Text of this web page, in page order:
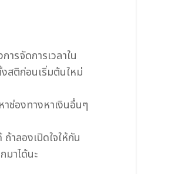
ารจัดการเวลาใน
สติก่อนเริ่มต้นใหม่
าช่องทางหาเงินอื่นๆ
าลองเปิดใจให้กัน
มาได้นะ